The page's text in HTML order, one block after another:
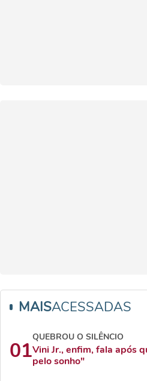
MAISACESSADAS
01
QUEBROU O SILÊNCIO
Vini Jr., enfim, fala após
pelo sonho"